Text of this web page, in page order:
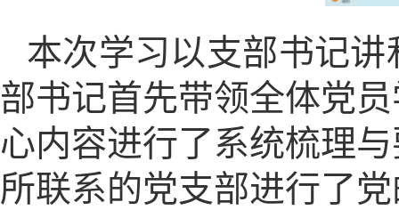
本次学习以支部书记
部书记首先带领全体党
心内容进行了系统梳理
所联系的党支部进行了